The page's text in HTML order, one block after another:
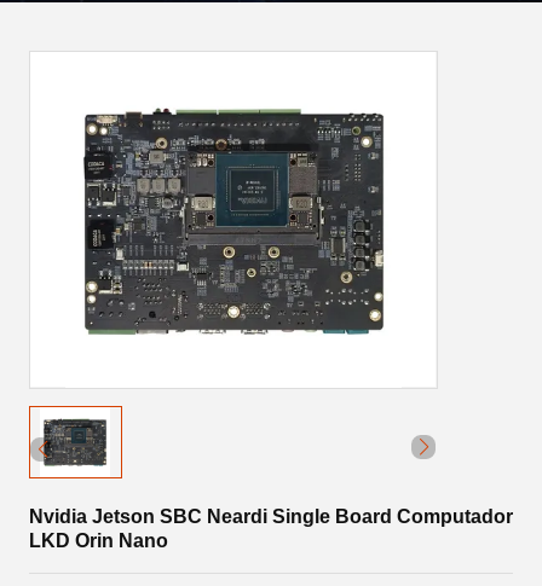
Nvidia Jetson SBC Neardi Single Board Computador
LKD Orin Nano